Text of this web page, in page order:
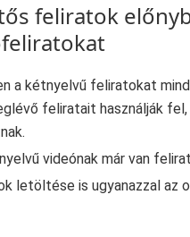
feliratok
a kétnyelvű feliratokat
feliratait használják
videónak már van
letöltése is ugyanazzal az